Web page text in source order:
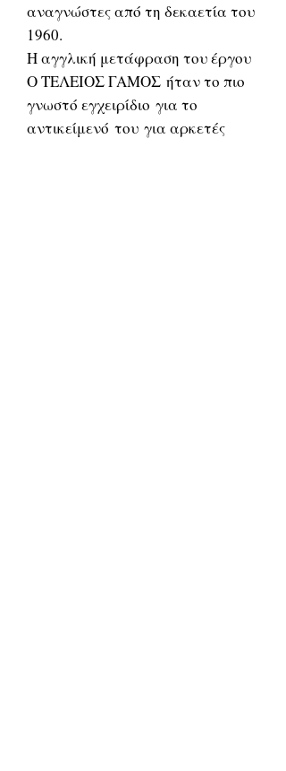
αναγνώστες από τη δεκαετία του
1960.
Η αγγλική μετάφραση του έργου
Ο ΤΕΛΕΙΟΣ ΓΑΜΟΣ ήταν το πιο
γνωστό εγχειρίδιο για το
αντικείμενό του για αρκετές